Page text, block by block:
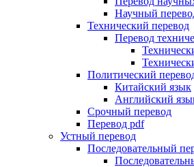
Научный
Технический перевод
Перевод
Политический
Китайский язык
Английский
Срочный перевод
Перевод pdf
Устный перевод
Последовательный